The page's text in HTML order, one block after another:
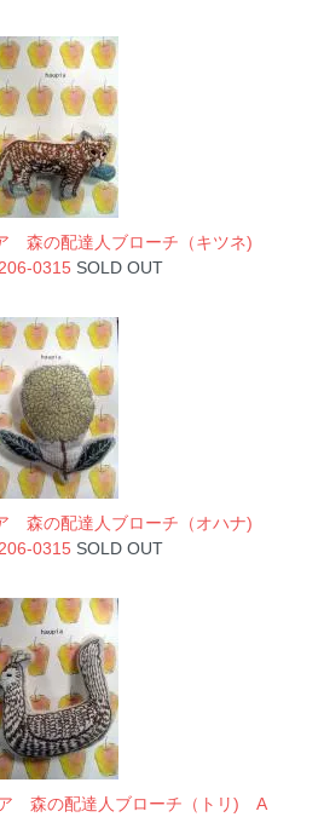
森の配達人ブローチ（キツネ)
0315 SOLD OUT
森の配達人ブローチ（オハナ)
0315 SOLD OUT
森の配達人ブローチ（トリ) A